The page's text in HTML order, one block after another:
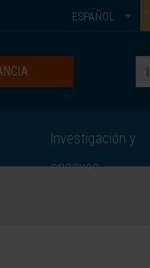
ESPAÑOL
Investigación y
ensayos